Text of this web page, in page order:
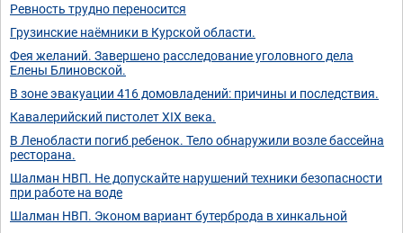
Ревность трудно переносится
Грузинские наёмники в Курской области.
Фея желаний. Завершено расследование уголовного дела
Елены Блиновской.
В зоне эвакуации 416 домовладений: причины и последствия.
Кавалерийский пистолет XIX века.
В Ленобласти погиб ребенок. Тело обнаружили возле бассейна
ресторана.
Шалман НВП. Не допускайте нарушений техники безопасности
при работе на воде
Шалман НВП. Эконом вариант бутерброда в хинкальной